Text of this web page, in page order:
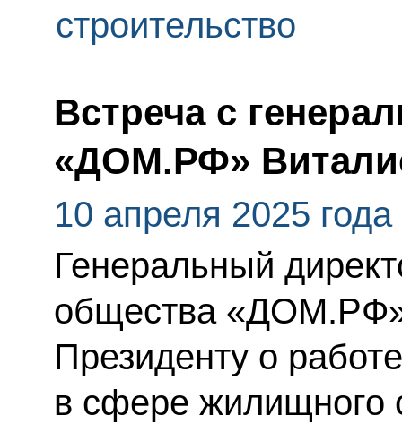
строительство
Встреча с
«ДОМ.РФ»
10 апреля 2025 года
Генеральный
общества
Президенту о
в сфере жилищного